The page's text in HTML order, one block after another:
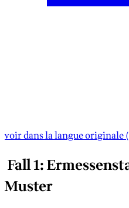
voir dans la langue originale(
Fall 1:
Muster